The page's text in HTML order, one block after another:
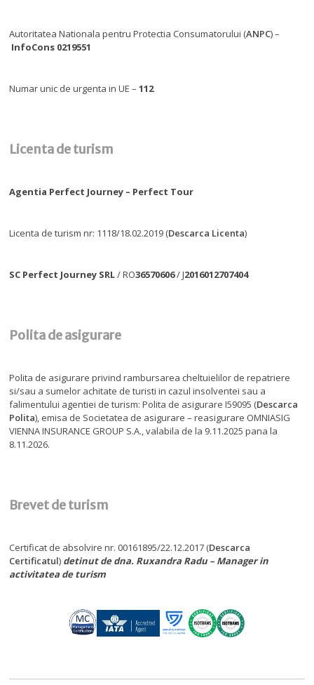
Autoritatea Nationala pentru Protectia Consumatorului (ANPC) –
InfoCons 0219551
Numar unic de urgenta in UE –112
Licenta de turism
Agentia Perfect Journey – Perfect Tour
Licenta de turism nr: 1118/18.02.2019 (Descarca Licenta)
SC Perfect Journey SRL/ RO36570606/ J2016012707404
Polita de asigurare
Polita de asigurare privind rambursarea cheltuielilor de repatriere
si/sau a sumelor achitate de turisti in cazul insolventei sau a
falimentului agentiei de turism: Polita de asigurare I59095 (Descarca
Polita), emisa de Societatea de asigurare – reasigurare OMNIASIG
VIENNA INSURANCE GROUP S.A., valabila de la 9.11.2025 pana la
8.11.2026.
Brevet de turism
Certificat de absolvire nr. 00161895/22.12.2017 (Descarca
Certificatul) detinut de dna. Ruxandra Radu – Manager in
activitatea de turism